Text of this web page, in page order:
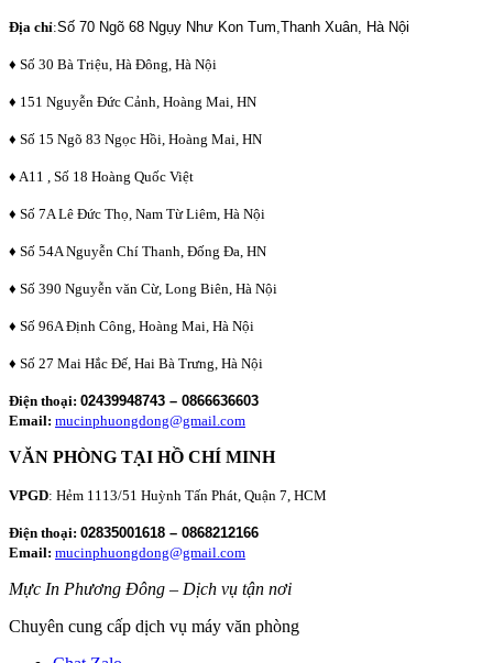
Địa chỉ:Số 70 Ngõ 68 Ngụy Như Kon Tum,Thanh Xuân, Hà Nội
♦ Số 30 Bà Triệu, Hà Đông, Hà Nội
♦ 151 Nguyễn Đức Cảnh, Hoàng Mai, HN
♦ Số 15 Ngõ 83 Ngọc Hồi, Hoàng Mai, HN
♦ A11 , Số 18 Hoàng Quốc Việt
♦ Số 7A Lê Đức Thọ, Nam Từ Liêm, Hà Nội
♦ Số 54A Nguyễn Chí Thanh, Đống Đa, HN
♦ Số 390 Nguyễn văn Cừ, Long Biên, Hà Nội
♦ Số 96A Định Công, Hoàng Mai, Hà Nội
♦ Số 27 Mai Hắc Đế, Hai Bà Trưng, Hà Nội
Điện thoại: 02439948743 – 0866636603
Email: mucinphuongdong@gmail.com
VĂN PHÒNG TẠI HỒ CHÍ MINH
VPGD: Hẻm 1113/51 Huỳnh Tấn Phát, Quận 7, HCM
Điện thoại: 02835001618 – 0868212166
Email: mucinphuongdong@gmail.com
Mực In Phương Đông – Dịch vụ tận nơi
Chuyên cung cấp dịch vụ máy văn phòng